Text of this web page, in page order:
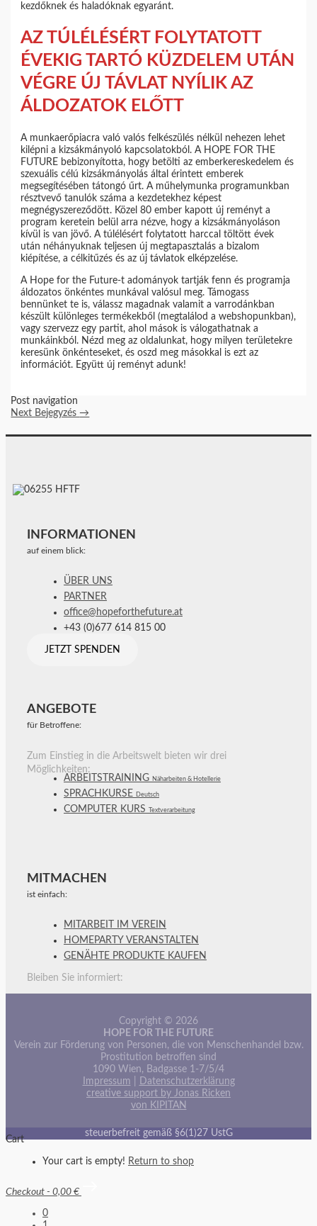
kezdőknek és haladóknak egyaránt.
AZ TÚLÉLÉSÉRT FOLYTATOTT
ÉVEKIG TARTÓ KÜZDELEM UTÁN
VÉGRE ÚJ TÁVLAT NYÍLIK AZ
ÁLDOZATOK ELŐTT
A munkaerőpiacra való valós felkészülés nélkül nehezen lehet
kilépni a kizsákmányoló kapcsolatokból. A HOPE FOR THE
FUTURE bebizonyította, hogy betölti az emberkereskedelem és
szexuális célú kizsákmányolás által érintett emberek
megsegítésében tátongó űrt. A műhelymunka programunkban
résztvevő tanulók száma a kezdetekhez képest
megnégyszereződött. Közel 80 ember kapott új reményt a
program keretein belül arra nézve, hogy a kizsákmányoláson
kívül is van jövő. A túlélésért folytatott harccal töltött évek
után néhányuknak teljesen új megtapasztalás a bizalom
kiépítése, a célkitűzés és az új távlatok elképzelése.
A Hope for the Future-t adományok tartják fenn és programja
áldozatos önkéntes munkával valósul meg. Támogass
bennünket te is, válassz magadnak valamit a varrodánkban
készült különleges termékekből (megtalálod a webshopunkban),
vagy szervezz egy partit, ahol mások is válogathatnak a
munkáinkból. Nézd meg az oldalunkat, hogy milyen területekre
keresünk önkénteseket, és oszd meg másokkal is ezt az
információt. Együtt új reményt adunk!
Post navigation
Next Bejegyzés→
INFORMATIONEN
auf einem blick:
ÜBER UNS
PARTNER
office@hopeforthefuture.at
+43 (0)677 614 815 00
JETZT SPENDEN
ANGEBOTE
für Betroffene:
Zum Einstieg in die Arbeitswelt bieten wir drei
Möglichkeiten:
ARBEITSTRAINING Näharbeiten & Hotellerie
SPRACHKURSE Deutsch
COMPUTER KURS Textverarbeitung
MITMACHEN
ist einfach:
MITARBEIT IM VEREIN
HOMEPARTY VERANSTALTEN
GENÄHTE PRODUKTE KAUFEN
Bleiben Sie informiert:
Copyright © 2026
HOPE FOR THE FUTURE
Verein zur Förderung von Personen, die von Menschenhandel bzw.
Prostitution betroffen sind
1090 Wien, Badgasse 1-7/5/4
Impressum
Datenschutzerklärung
creative support by Jonas Ricken
von KIPITAN
steuerbefreit gemäß §6(1)27 UstG
Cart
Your cart is empty! Return to shop
Checkout - 0,00 €
0